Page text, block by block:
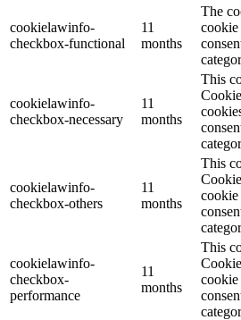
cookielawinfo-
checkbox-functional
11
months
The
cookie
cookielawinfo-
checkbox-necessary
11
months
This
cookielawinfo-
checkbox-others
11
months
This
cookie
cookielawinfo-
checkbox-
performance
11
months
This
cookie